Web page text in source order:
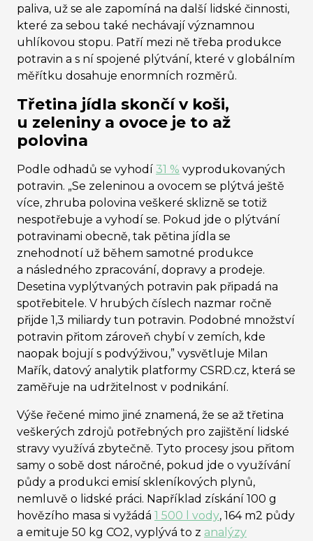
paliva, už se ale zapomíná na další lidské činnosti,
které za sebou také nechávají významnou
uhlíkovou stopu. Patří mezi ně třeba produkce
potravin a s ní spojené plýtvání, které v globálním
měřítku dosahuje enormních rozměrů.
Třetina jídla skončí v koši,
u zeleniny a ovoce je to až
polovina
Podle odhadů se vyhodí 31 % vyprodukovaných
potravin. „Se zeleninou a ovocem se plýtvá ještě
více, zhruba polovina veškeré sklizně se totiž
nespotřebuje a vyhodí se. Pokud jde o plýtvání
potravinami obecně, tak pětina jídla se
znehodnotí už během samotné produkce
a následného zpracování, dopravy a prodeje.
Desetina vyplýtvaných potravin pak připadá na
spotřebitele. V hrubých číslech nazmar ročně
přijde 1,3 miliardy tun potravin. Podobné množství
potravin přitom zároveň chybí v zemích, kde
naopak bojují s podvýživou,” vysvětluje Milan
Mařík, datový analytik platformy CSRD.cz, která se
zaměřuje na udržitelnost v podnikání.
Výše řečené mimo jiné znamená, že se až třetina
veškerých zdrojů potřebných pro zajištění lidské
stravy využívá zbytečně. Tyto procesy jsou přitom
samy o sobě dost náročné, pokud jde o využívání
půdy a produkci emisí skleníkových plynů,
nemluvě o lidské práci. Například získání 100 g
hovězího masa si vyžádá 1 500 l vody, 164 m2 půdy
a emituje 50 kg CO2, vyplývá to z analýzy